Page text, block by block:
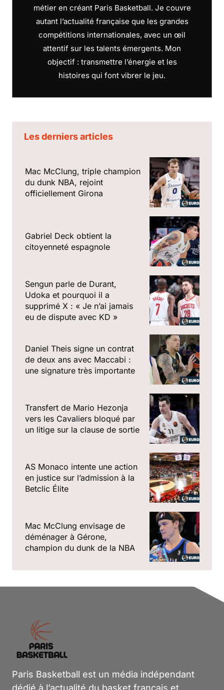
métier en créant Paris Basketball. Je couvre
autant l’actualité française que les grandes
compétitions internationales, avec un œil
attentif sur les talents émergents. Mon
objectif : transmettre l’énergie et les
histoires qui font vibrer le jeu.
Les derniers articles
Mac McClung, triple champion
du dunk NBA, rejoint
officiellement Girona
Gabriel Deck obtient la
citoyenneté espagnole
Sengun parle de Durant,
Udoka et pourquoi il a
supprimé X : « Je n’ai jamais
eu de dispute avec KD »
Daniel Theis signe un contrat
de deux ans avec Maccabi :
une signature très importante
Transfert de Mario Hezonja
vers les Cavaliers bloqué par
un litige sur la clause de sortie
AS Monaco intente une action
en justice sur l’admission à la
Betclic Élite
Mac McClung envisage de
déménager à Gérone,
champion du dunk de la NBA
Paris Basketball est un média indépendant